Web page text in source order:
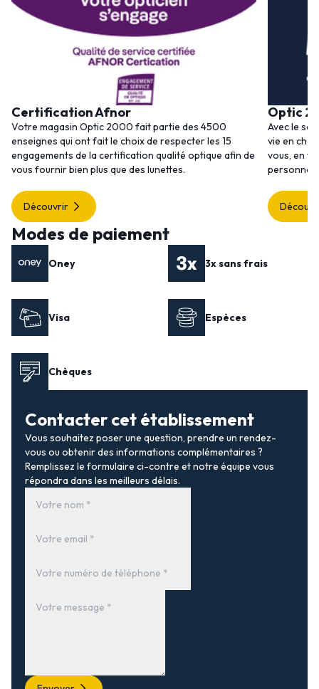
Certification Afnor
Votre magasin Optic 2000 fait partie des 4500
enseignes qui ont fait le choix de respecter les 15
engagements de la certification qualité optique afin de
vous fournir bien plus que des lunettes.
Découvrir
Optic
Avec le
vie en
vous, en
Modes de paiement
Oney 3x sans frais
Visa Espèces
Chèques
Contacter cet établissement
Vous souhaitez poser une question, prendre un rendez-
vous ou obtenir des informations complémentaires ?
Remplissez le formulaire ci-contre et notre équipe vous
répondra dans les meilleurs délais.